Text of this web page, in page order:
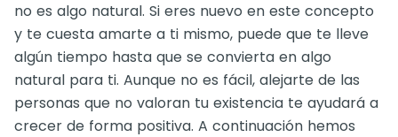
no es algo natural. Si eres nuevo en este concepto
y te cuesta amarte a ti mismo, puede que te lleve
algún tiempo hasta que se convierta en algo
natural para ti. Aunque no es fácil, alejarte de las
personas que no valoran tu existencia te ayudará a
crecer de forma positiva. A continuación hemos